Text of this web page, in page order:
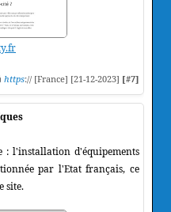
https:// [France] [21-12-2023] [#7]
: l'installation d'équipements
par l'Etat français, ce
site.